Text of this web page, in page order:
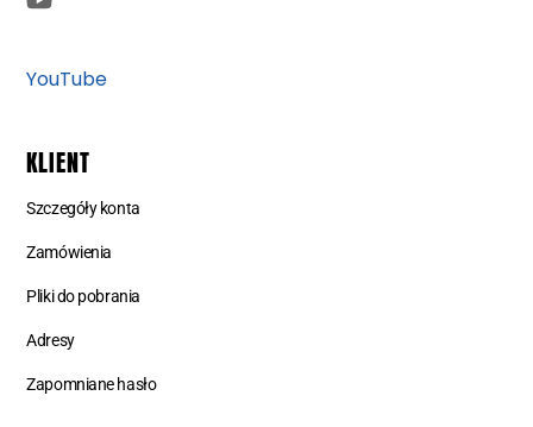
YouTube
KLIENT
Szczegóły konta
Zamówienia
Pliki do pobrania
Adresy
Zapomniane hasło